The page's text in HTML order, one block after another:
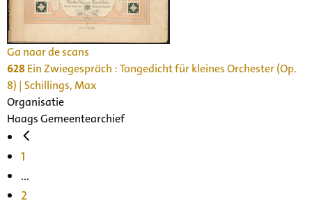
Ga naar de scans
628Ein Zwiegespräch : Tongedicht für kleines Orchester (Op.
8) | Schillings, Max
Organisatie
Haags Gemeentearchief
1
...
2